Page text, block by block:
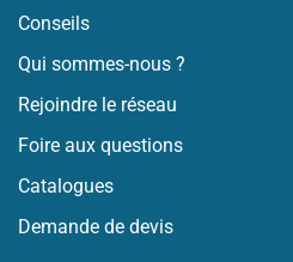
Conseils
Qui sommes-nous ?
Rejoindre le réseau
Foire aux questions
Catalogues
Demande de devis